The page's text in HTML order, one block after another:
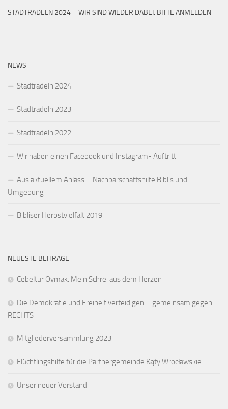
STADTRADELN 2024 – WIR SIND WIEDER DABEI. BITTE ANMELDEN
NEWS
Stadtradeln 2024
Stadtradeln 2023
Stadtradeln 2022
Wir haben einen Facebook und Instagram- Auftritt
Aus aktuellem Anlass – Nachbarschaftshilfe Biblis und
Umgebung
Bibliser Herbstvielfalt 2019
NEUESTE BEITRÄGE
Cebeltur Oymak: Mein Schrei aus dem Herzen
Die Demokratie und Freiheit verteidigen – gemeinsam gegen
RECHTS
Mitgliederversammlung 2023
Flüchtlingshilfe für die Partnergemeinde Kąty Wrocławskie
Unser neuer Vorstand